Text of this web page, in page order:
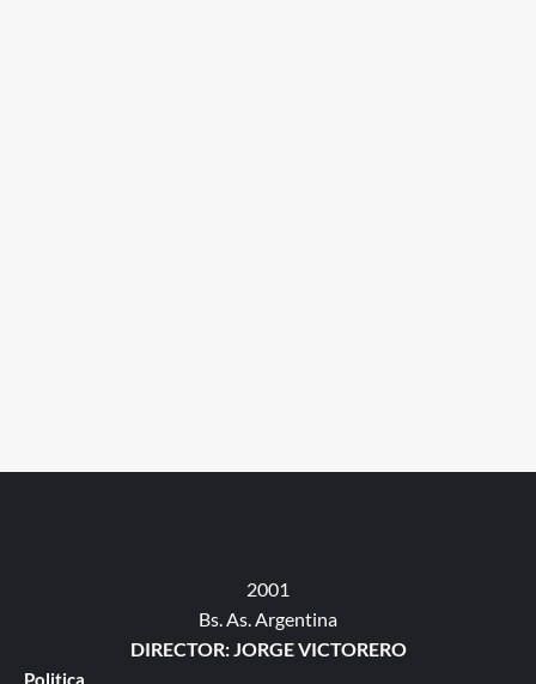
2001
Bs. As. Argentina
DIRECTOR: JORGE VICTORERO
Politica